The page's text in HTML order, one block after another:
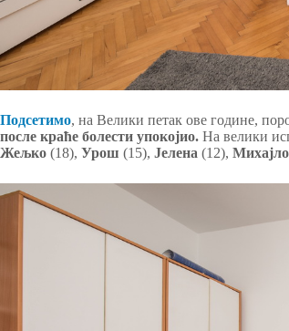
Подсетимо, на Велики петак ове године,
после краће болести упокојио. На велики
Жељко (18), Урош (15), Јелена (12), Михајло